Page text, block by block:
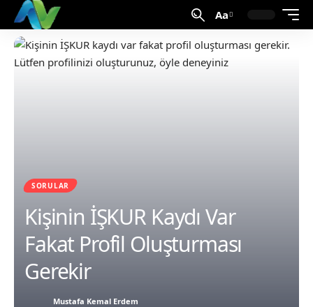
Aa
SORULAR
Kişinin İŞKUR Kaydı Var
Fakat Profil Oluşturması
Gerekir
Mustafa Kemal Erdem